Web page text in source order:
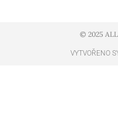
© 2025 ALL
VYTVOŘENO